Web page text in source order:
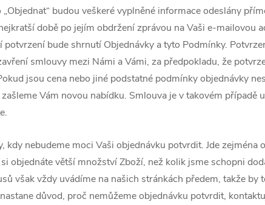
budou veškeré vyplněné informace odeslány
době po jejím obdržení zprávou na Vaši e-mailovou
potvrzení bude shrnutí Objednávky a tyto Podmínky.
smlouvy mezi Námi a Vámi, za předpokladu, že
jsou cena nebo jiné podstatné podmínky objednávky
Vám novou nabídku. Smlouva je v takovém případě
kdy nebudeme moci Vaši objednávku potvrdit. Jde zejména
objednáte větší množství Zboží, než kolik jsme schopni
však vždy uvádíme na našich stránkách předem, takže by
důvod, proč nemůžeme objednávku potvrdit,